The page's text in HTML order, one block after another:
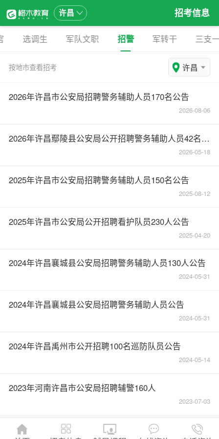
许昌 招考信息
选调生 军队文职 招警 军转干 三支
按地市查看招考 许昌
2026年许昌市公安局招聘警务辅助人员170名公告
2026-08-06
2026年许昌鄢陵县公安局公开招聘警务辅助人员42名公告
2026-05-18
2025年许昌市公安局招聘警务辅助人员150名公告
2025-08-12
2025年许昌市公安局公开招聘看护队员230人公告
2025-04-20
2024年许昌襄城县公安局招聘警务辅助人员130人公告
2024-05-31
2024年许昌襄城县公安局招聘警务辅助人员公告
2024-05-31
2024年许昌禹州市公开招聘100名巡防队员公告
2024-05-14
2023年河南许昌市公安局招聘辅警160人
2023-07-03